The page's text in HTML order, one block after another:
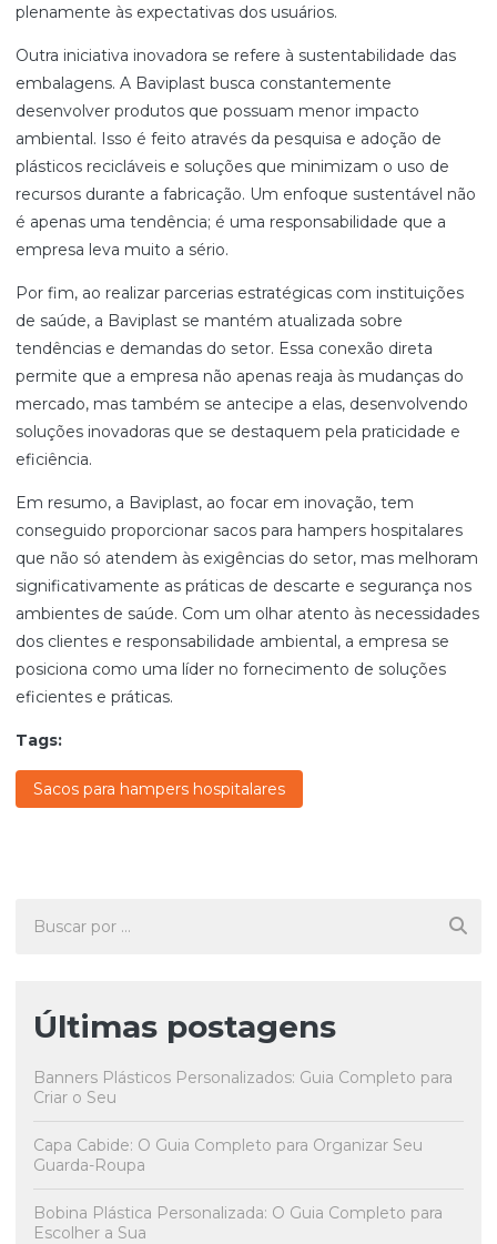
plenamente às expectativas dos usuários.
Outra iniciativa inovadora se refere à sustentabilidade das
embalagens. A Baviplast busca constantemente
desenvolver produtos que possuam menor impacto
ambiental. Isso é feito através da pesquisa e adoção de
plásticos recicláveis e soluções que minimizam o uso de
recursos durante a fabricação. Um enfoque sustentável não
é apenas uma tendência; é uma responsabilidade que a
empresa leva muito a sério.
Por fim, ao realizar parcerias estratégicas com instituições
de saúde, a Baviplast se mantém atualizada sobre
tendências e demandas do setor. Essa conexão direta
permite que a empresa não apenas reaja às mudanças do
mercado, mas também se antecipe a elas, desenvolvendo
soluções inovadoras que se destaquem pela praticidade e
eficiência.
Em resumo, a Baviplast, ao focar em inovação, tem
conseguido proporcionar sacos para hampers hospitalares
que não só atendem às exigências do setor, mas melhoram
significativamente as práticas de descarte e segurança nos
ambientes de saúde. Com um olhar atento às necessidades
dos clientes e responsabilidade ambiental, a empresa se
posiciona como uma líder no fornecimento de soluções
eficientes e práticas.
Tags:
Sacos para hampers hospitalares
Últimas postagens
Banners Plásticos Personalizados: Guia Completo para
Criar o Seu
Capa Cabide: O Guia Completo para Organizar Seu
Guarda-Roupa
Bobina Plástica Personalizada: O Guia Completo para
Escolher a Sua